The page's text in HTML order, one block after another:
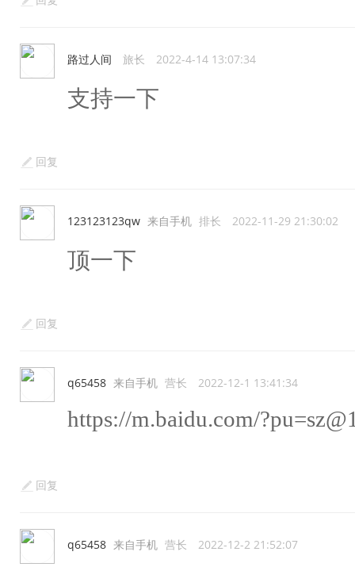
路过人间 旅长 2022-4-14 13:07:34
支持一下
回复
123123123qw 来自手机 排长 2022-11-29 21:30:02
顶一下
回复
q65458 来自手机 营长 2022-12-1 13:41:34
https://m.baidu.com/
回复
q65458 来自手机 营长 2022-12-2 21:52:07